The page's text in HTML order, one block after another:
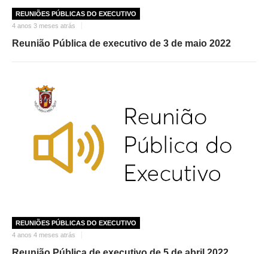
REUNIÕES PÚBLICAS DO EXECUTIVO
4 anos 3 meses atrás
Reunião Pública de executivo de 3 de maio 2022
REUNIÕES PÚBLICAS DO EXECUTIVO
4 anos 4 meses atrás